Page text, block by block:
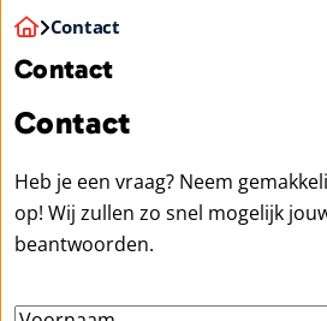
Contact
Contact
Contact
Heb je een vraag? Neem
op! Wij zullen zo snel mogelijk
beantwoorden.
Voornaam